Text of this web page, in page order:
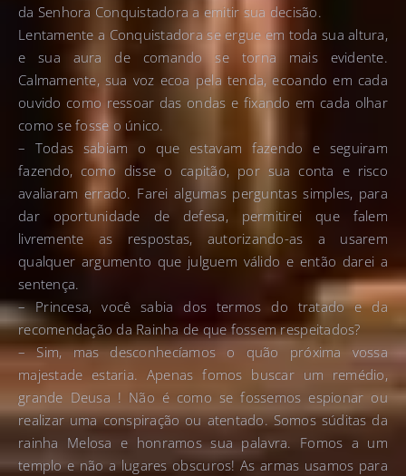
da Senhora Conquistadora a emitir sua decisão.
Lentamente a Conquistadora se ergue em toda sua altura,
e sua aura de comando se torna mais evidente.
Calmamente, sua voz ecoa pela tenda, ecoando em cada
ouvido como ressoar das ondas e fixando em cada olhar
como se fosse o único.
– Todas sabiam o que estavam fazendo e seguiram
fazendo, como disse o capitão, por sua conta e risco
avaliaram errado. Farei algumas perguntas simples, para
dar oportunidade de defesa, permitirei que falem
livremente as respostas, autorizando-as a usarem
qualquer argumento que julguem válido e então darei a
sentença.
– Princesa, você sabia dos termos do tratado e da
recomendação da Rainha de que fossem respeitados?
– Sim, mas desconhecíamos o quão próxima vossa
majestade estaria. Apenas fomos buscar um remédio,
grande Deusa ! Não é como se fossemos espionar ou
realizar uma conspiração ou atentado. Somos súditas da
rainha Melosa e honramos sua palavra. Fomos a um
templo e não a lugares obscuros! As armas usamos para